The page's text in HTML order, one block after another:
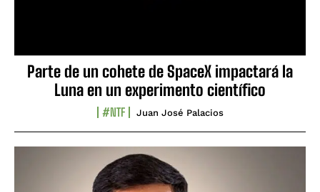
Parte de un cohete de SpaceX impactará la
Luna en un experimento científico
#NTF Juan José Palacios